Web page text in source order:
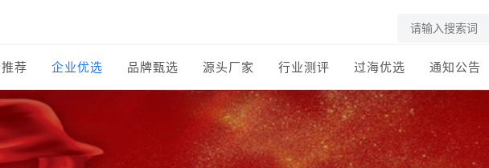
荐 企业优选 品牌甄选 源头厂家 行业测评 过海优选 通知公告